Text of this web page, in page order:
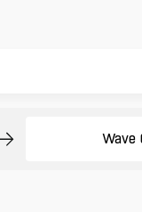
Wave